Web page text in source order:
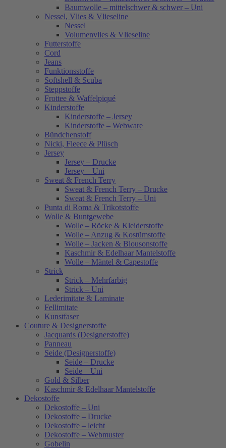
Baumwolle – mittelschwer & schwer – Uni
Nessel, Vlies & Vlieseline
Nessel
Volumenvlies & Vlieseline
Futterstoffe
Cord
Jeans
Funktionsstoffe
Softshell & Scuba
Steppstoffe
Frottee & Waffelpiqué
Kinderstoffe
Kinderstoffe – Jersey
Kinderstoffe – Webware
Bündchenstoff
Nicki, Fleece & Plüsch
Jersey
Jersey – Drucke
Jersey – Uni
Sweat & French Terry
Sweat & French Terry – Drucke
Sweat & French Terry – Uni
Punta di Roma & Trikotstoffe
Wolle & Buntgewebe
Wolle – Röcke & Kleiderstoffe
Wolle – Anzug & Kostümstoffe
Wolle – Jacken & Blousonstoffe
Kaschmir & Edelhaar Mantelstoffe
Wolle – Mäntel & Capestoffe
Strick
Strick – Mehrfarbig
Strick – Uni
Lederimitate & Laminate
Fellimitate
Kunstfaser
Couture & Designerstoffe
Jacquards (Designerstoffe)
Panneau
Seide (Designerstoffe)
Seide – Drucke
Seide – Uni
Gold & Silber
Kaschmir & Edelhaar Mantelstoffe
Dekostoffe
Dekostoffe – Uni
Dekostoffe – Drucke
Dekostoffe – leicht
Dekostoffe – Webmuster
Gobelin